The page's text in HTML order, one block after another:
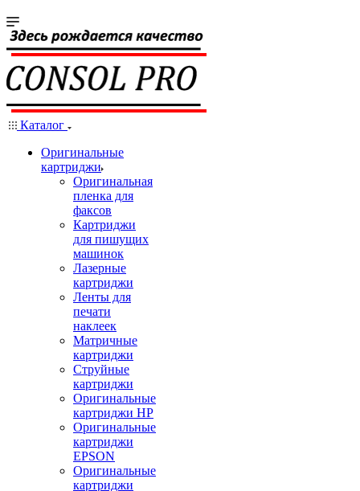
Каталог
Оригинальные
картриджи
Оригинальная
пленка для
факсов
Картриджи
для пишущих
машинок
Лазерные
картриджи
Ленты для
печати
наклеек
Матричные
картриджи
Струйные
картриджи
Оригинальные
картриджи HP
Оригинальные
картриджи
EPSON
Оригинальные
картриджи